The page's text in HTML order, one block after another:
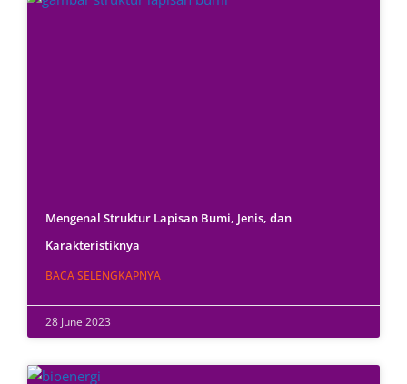
Mengenal Struktur Lapisan Bumi, Jenis, dan
Karakteristiknya
BACA SELENGKAPNYA
28 June 2023